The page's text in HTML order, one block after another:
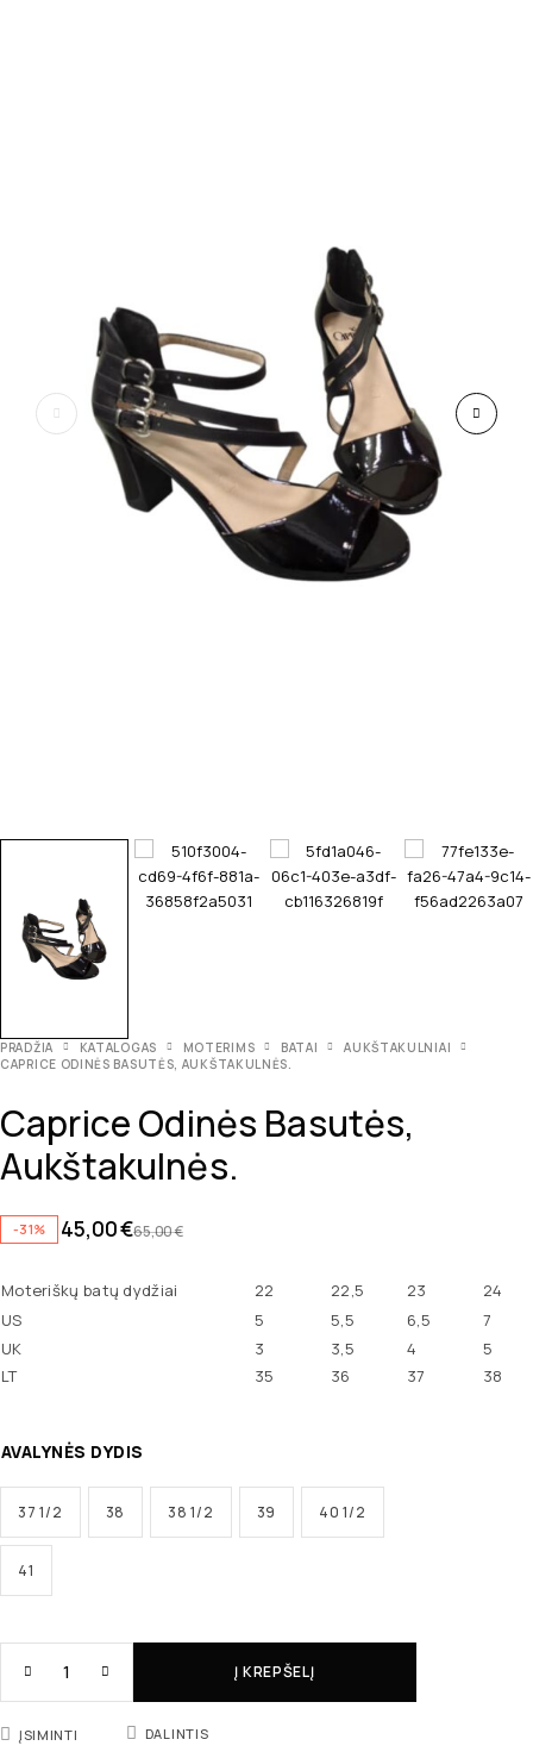
PRADŽIA KATALOGAS MOTERIMS BATAI
AUKŠTAKULNIAI
CAPRICE ODINĖS BASUTĖS, AUKŠTAKULNĖS.
Caprice Odinės Basutės,
Aukštakulnės.
-31% 65,00€
45,00€
Moteriškų batų dydžiai 22 22,5 23
24
US
5 5,5 6,5
7
UK
3 3,5 4
5
LT
35 36 37 38
AVALYNĖS DYDIS
37 1/2 38 38 1/2 39 40 1/2
41
Į KREPŠELĮ
ĮSIMINTI DALINTIS